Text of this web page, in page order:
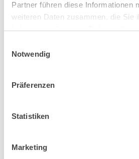
Partner führen diese Informationen
weiteren Daten zusammen, die Sie
haben oder die sie im Rahmen
Notwendig
Präferenzen
Statistiken
Marketing
Sitness Smart Point